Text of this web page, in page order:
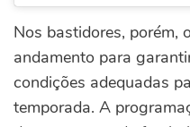
Nos bastidores, porém,
andamento para
condições adequadas
temporada. A